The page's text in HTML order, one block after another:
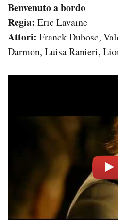
Benvenuto a bordo
Regia: Eric Lavaine
Attori: Franck Dubosc,
Darmon, Luisa Ranieri,